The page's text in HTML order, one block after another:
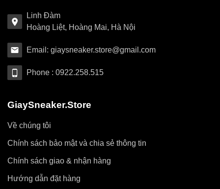
Linh Đàm
Hoàng Liệt, Hoàng Mai, Hà Nội
Email: giaysneaker.store@gmail.com
Phone : 0922.258.515
GiaySneaker.Store
Về chúng tôi
Chính sách bảo mật và chia sẻ thông tin
Chính sách giao & nhận hàng
Hướng dẫn đặt hàng